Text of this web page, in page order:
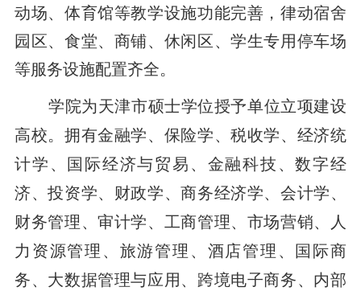
动场、体育馆等教学设施功能完善，律动宿舍
园区、食堂、商铺、休闲区、学生专用停车场
等服务设施配置齐全。
学院为天津市硕士学位授予单位立项建设
高校。拥有金融学、保险学、税收学、经济统
计学、国际经济与贸易、金融科技、数字经
济、投资学、财政学、商务经济学、会计学、
财务管理、审计学、工商管理、市场营销、人
力资源管理、旅游管理、酒店管理、国际商
务、大数据管理与应用、跨境电子商务、内部